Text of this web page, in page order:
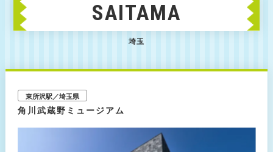
SAITAMA
埼玉
東所沢駅／埼玉県
角川武蔵野ミュージアム